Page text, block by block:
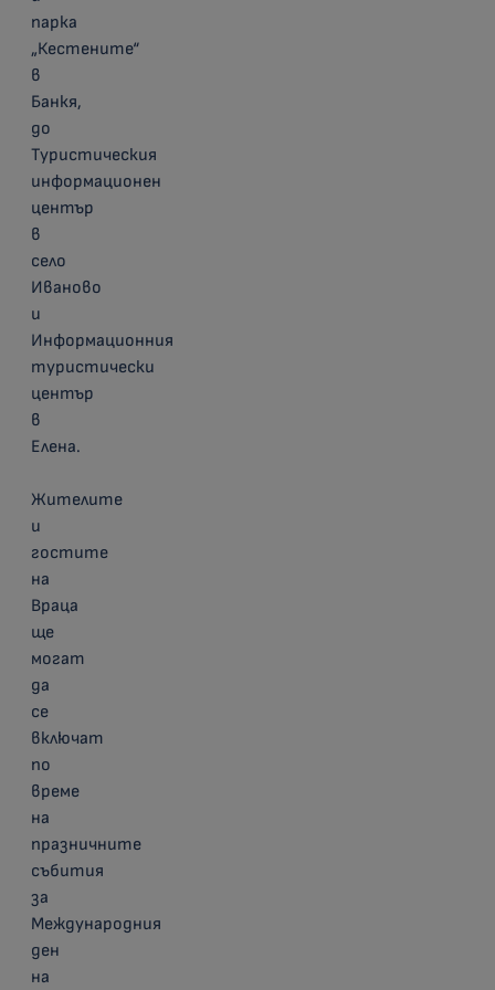
парка
„Кестените“
в
Банкя,
до
Туристическия
информационен
център
в
село
Иваново
и
Информационния
туристически
център
в
Елена.
Жителите
и
гостите
на
Враца
ще
могат
да
се
включат
по
време
на
празничните
събития
за
Международния
ден
на